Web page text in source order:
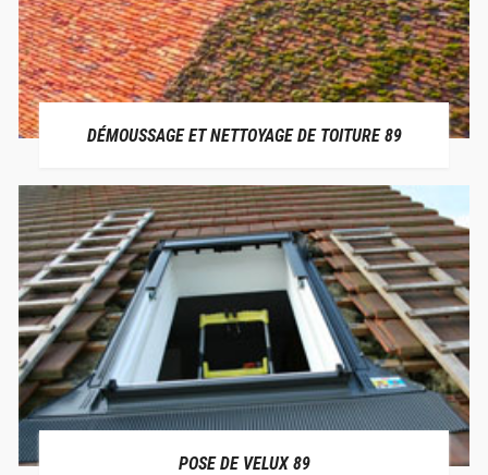
DÉMOUSSAGE ET NETTOYAGE DE TOITURE 89
POSE DE VELUX 89